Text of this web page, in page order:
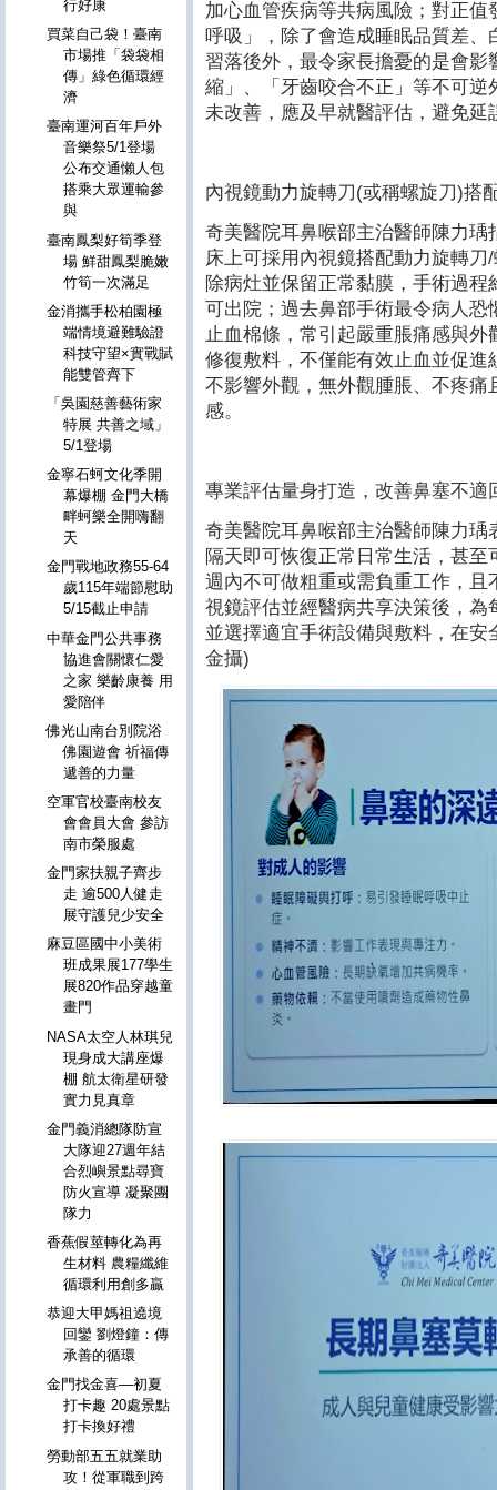
加心血管疾病等共病風險；對正
呼吸」，除了會造成睡眠品質差
習落後外，最令家長擔憂的是會
縮」、「牙齒咬合不正」等不可
未改善，應及早就醫評估，避免延
內視鏡動力旋轉刀(或稱螺旋刀)搭
奇美醫院耳鼻喉部主治醫師陳力
床上可採用內視鏡搭配動力旋轉
除病灶並保留正常黏膜，手術過
可出院；過去鼻部手術最令病人
止血棉條，常引起嚴重脹痛感與
修復敷料，不僅能有效止血並促
不影響外觀，無外觀腫脹、不疼
感。
專業評估量身打造，改善鼻塞不適
奇美醫院耳鼻喉部主治醫師陳力
隔天即可恢復正常日常生活，甚
週內不可做粗重或需負重工作，
視鏡評估並經醫病共享決策後，
並選擇適宜手術設備與敷料，在
金攝)
行好康
買菜自己袋！臺南
市場推「袋袋相
傳」綠色循環經
濟
臺南運河百年戶外
音樂祭5/1登場
公布交通懶人包
搭乘大眾運輸參
與
臺南鳳梨好筍季登
場 鮮甜鳳梨脆嫩
竹筍一次滿足
金消攜手松柏園極
端情境避難驗證
科技守望×實戰賦
能雙管齊下
「吳園慈善藝術家
特展 共善之域」
5/1登場
金寧石蚵文化季開
幕爆棚 金門大橋
畔蚵樂全開嗨翻
天
金門戰地政務55-64
歲115年端節慰助
5/15截止申請
中華金門公共事務
協進會關懷仁愛
之家 樂齡康養 用
愛陪伴
佛光山南台別院浴
佛園遊會 祈福傳
遞善的力量
空軍官校臺南校友
會會員大會 參訪
南市榮服處
金門家扶親子齊步
走 逾500人健走
展守護兒少安全
麻豆區國中小美術
班成果展177學生
展820作品穿越童
畫門
NASA太空人林琪兒
現身成大講座爆
棚 航太衛星研發
實力見真章
金門義消總隊防宣
大隊迎27週年結
合烈嶼景點尋寶
防火宣導 凝聚團
隊力
香蕉假莖轉化為再
生材料 農糧纖維
循環利用創多贏
恭迎大甲媽祖遶境
回鑾 劉燈鐘：傳
承善的循環
金門找金喜—初夏
打卡趣 20處景點
打卡換好禮
勞動部五五就業助
攻！從軍職到跨